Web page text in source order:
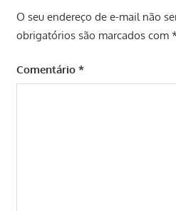
O seu endereço de e-mail não
obrigatórios são marcados com
Comentário *